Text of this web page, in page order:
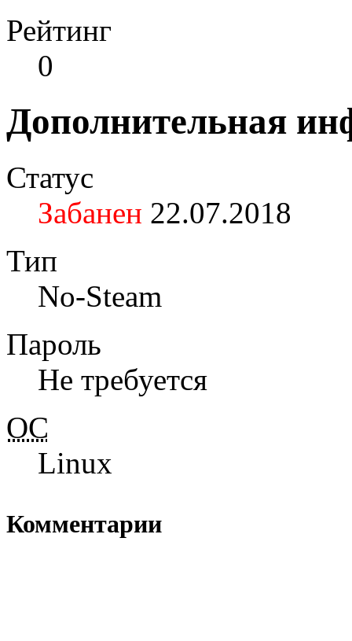
Рейтинг
0
Дополнительная
Статус
Забанен 22.07.2018
Тип
No-Steam
Пароль
Не требуется
ОС
Linux
Комментарии